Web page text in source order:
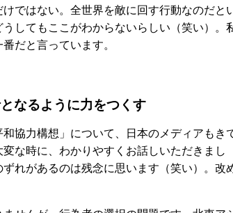
ではない。全世界を敵に回す行動なのだと
してもここがわからないらしい（笑い）。
だと言っています。
なるように力をつくす
力構想」について、日本のメディアもき
な時に、わかりやすくお話しいただきまし
れがあるのは残念に思います（笑い）。改